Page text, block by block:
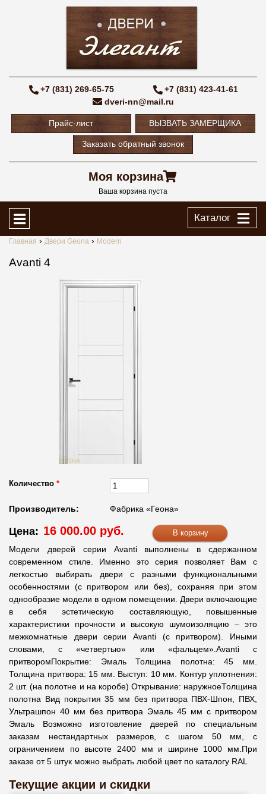
+7 (831) 269-65-75
+7 (831) 423-41-61
dveri-nn@mail.ru
Прайс-лист ВЫЗВАТЬ ЗАМЕРЩИКА
Заказать обратный звонок
Моя корзина
Ваша корзина пуста
Каталог
Главная Двери Geona Modern
Avanti 4
Количество *
Производитель: Фабрика «Геона»
Цена: 16 000.00 руб.
Модели дверей серии Avanti выполнены в сдержанном
современном стиле. Именно это серия позволяет Вам с
легкостью выбирать двери с разными функциональными
особенностями (с притвором или без), сохраняя при этом
однообразие модели в одном помещении. Двери включающие
в себя эстетическую составляющую, повышенные
характеристики прочности и высокую шумоизоляцию – это
межкомнатные двери серии Avanti (с притвором). Иными
словами, с «четвертью» или «фальцем».Avanti с
притворомПокрытие: Эмаль Толщина полотна: 45 мм.
Толщина притвора: 15 мм. Выступ: 10 мм. Контур уплотнения:
2 шт. (на полотне и на коробе) Открывание: наружноеТолщина
полотна Вид покрытия 35 мм без притвора ПВХ-Шпон, ПВХ,
Ультрашпон 40 мм без притвора Эмаль 45 мм с притвором
Эмаль Возможно изготовление дверей по специальным
заказам нестандартных размеров, с шагом 50 мм, с
ограничением по высоте 2400 мм и ширине 1000 мм.При
заказе от 5 штук можно выбрать любой цвет по каталогу RAL
Текущие акции и скидки